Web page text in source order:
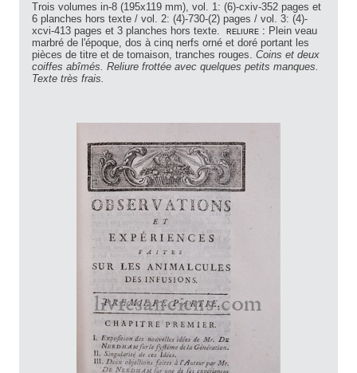
Trois volumes in-8 (195x119 mm), vol. 1: (6)-cxiv-352 pages et
6 planches hors texte / vol. 2: (4)-730-(2) pages / vol. 3: (4)-
xcvi-413 pages et 3 planches hors texte. reliure : Plein veau
marbré de l'époque, dos à cinq nerfs orné et doré portant les
pièces de titre et de tomaison, tranches rouges. Coins et deux
coiffes abîmés. Reliure frottée avec quelques petits manques.
Texte très frais.